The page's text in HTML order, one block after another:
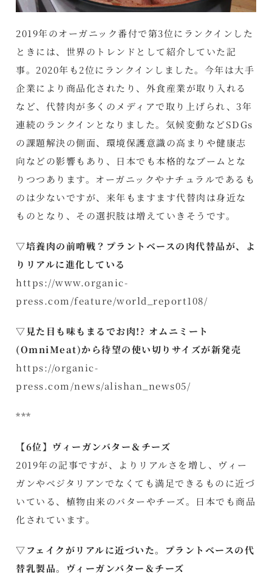
2019年のオーガニック番付で第3位にランクインした
ときには、世界のトレンドとして紹介していた記
事。2020年も2位にランクインしました。今年は大手
企業により商品化されたり、外食産業が取り入れる
など、代替肉が多くのメディアで取り上げられ、3年
連続のランクインとなりました。気候変動などSDGs
の課題解決の側面、環境保護意識の高まりや健康志
向などの影響もあり、日本でも本格的なブームとな
りつつあります。オーガニックやナチュラルであるも
のは少ないですが、来年もますます代替肉は身近な
ものとなり、その選択肢は増えていきそうです。
▽培養肉の前哨戦？プラントベースの肉代替品が、よ
りリアルに進化している
https://www.organic-
press.com/feature/world_report108/
▽見た目も味もまるでお肉!? オムニミート
(OmniMeat)から待望の使い切りサイズが新発売
https://organic-
press.com/news/alishan_news05/
***
【6位】ヴィーガンバター＆チーズ
2019年の記事ですが、よりリアルさを増し、ヴィー
ガンやベジタリアンでなくても満足できるものに近づ
いている、植物由来のバターやチーズ。日本でも商品
化されています。
▽フェイクがリアルに近づいた。プラントベースの代
替乳製品。ヴィーガンバター＆チーズ